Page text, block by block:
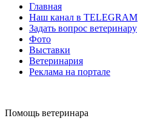
Главная
Наш канал в TELEGRAM
Задать вопрос ветеринару
Фото
Выставки
Ветеринария
Реклама на портале
Помощь ветеринара